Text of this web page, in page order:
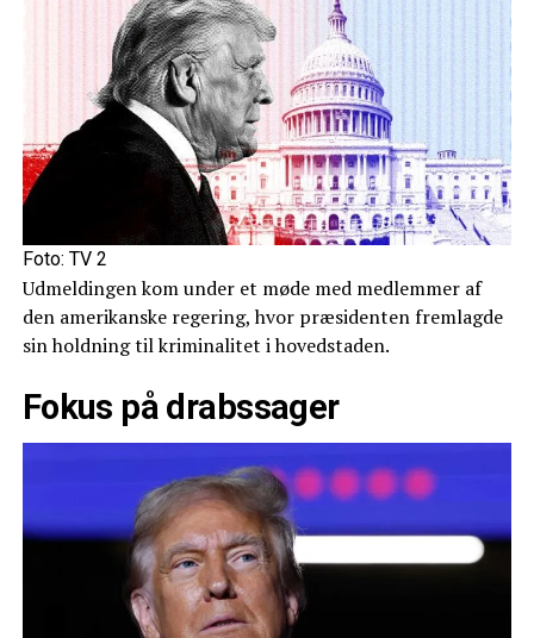
Foto: TV 2
Udmeldingen kom under et møde med medlemmer af
den amerikanske regering, hvor præsidenten fremlagde
sin holdning til kriminalitet i hovedstaden.
Fokus på drabssager